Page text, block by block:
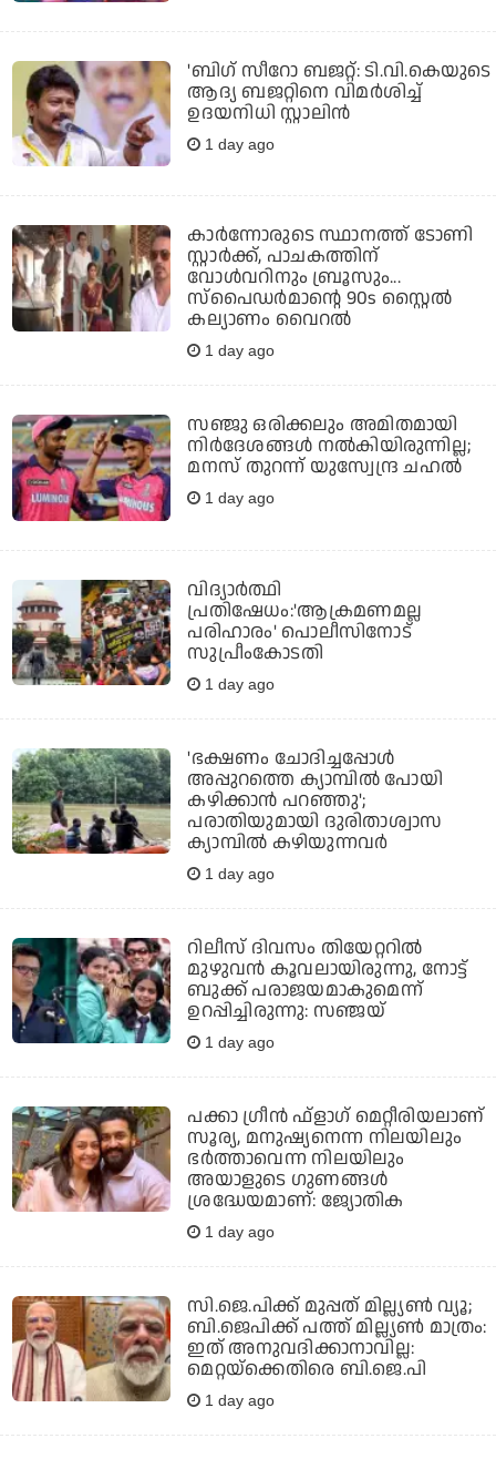
'ബിഗ് സീറോ ബജറ്റ്: ടി.വി.കെയുടെ
ആദ്യ ബജറ്റിനെ വിമര്‍ശിച്ച്
ഉദയനിധി സ്റ്റാലിന്‍
1 day ago
കാര്‍ന്നോരുടെ സ്ഥാനത്ത് ടോണി
സ്റ്റാര്‍ക്ക്, പാചകത്തിന്
വോള്‍വറിനും ബ്രൂസും...
സ്‌പൈഡര്‍മാന്റെ 90s സ്റ്റൈല്‍
കല്യാണം വൈറല്‍
1 day ago
സഞ്ജു ഒരിക്കലും അമിതമായി
നിര്‍ദേശങ്ങള്‍ നല്‍കിയിരുന്നില്ല;
മനസ് തുറന്ന് യുസ്വേന്ദ്ര ചഹല്‍
1 day ago
വിദ്യാര്‍ത്ഥി
പ്രതിഷേധം:'ആക്രമണമല്ല
പരിഹാരം' പൊലീസിനോട്
സുപ്രീംകോടതി
1 day ago
'ഭക്ഷണം ചോദിച്ചപ്പോൾ
അപ്പുറത്തെ ക്യാമ്പിൽ പോയി
കഴിക്കാൻ പറഞ്ഞു';
പരാതിയുമായി ദുരിതാശ്വാസ
ക്യാമ്പിൽ കഴിയുന്നവ‍ർ
1 day ago
റിലീസ് ദിവസം തിയേറ്ററിൽ
മുഴുവൻ കൂവലായിരുന്നു, നോട്ട്
ബുക്ക്‌ പരാജയമാകുമെന്ന്
ഉറപ്പിച്ചിരുന്നു: സഞ്ജയ്‌
1 day ago
പക്കാ ഗ്രീന്‍ ഫ്‌ളാഗ് മെറ്റീരിയലാണ്
സൂര്യ, മനുഷ്യനെന്ന നിലയിലും
ഭര്‍ത്താവെന്ന നിലയിലും
അയാളുടെ ഗുണങ്ങള്‍
ശ്രദ്ധേയമാണ്: ജ്യോതിക
1 day ago
സി.ജെ.പിക്ക് മുപ്പത് മില്ല്യണ്‍ വ്യൂ;
ബി.ജെപിക്ക് പത്ത് മില്ല്യണ്‍ മാത്രം:
ഇത് അനുവദിക്കാനാവില്ല:
മെറ്റയ്‌ക്കെതിരെ ബി.ജെ.പി
1 day ago